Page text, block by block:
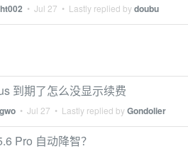
• Jul 27 • Lastly replied bydoubu
到期了怎么没显示续费
• Jul 27 • Lastly replied byGondolier
Pro 自动降智？